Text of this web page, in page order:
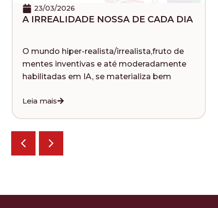
23/03/2026
A IRREALIDADE NOSSA DE CADA DIA
O mundo hiper-realista/irrealista,fruto de
mentes inventivas e até moderadamente
habilitadas em IA, se materializa bem
Leia mais